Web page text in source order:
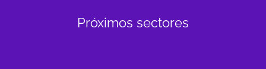
Próximos sectores